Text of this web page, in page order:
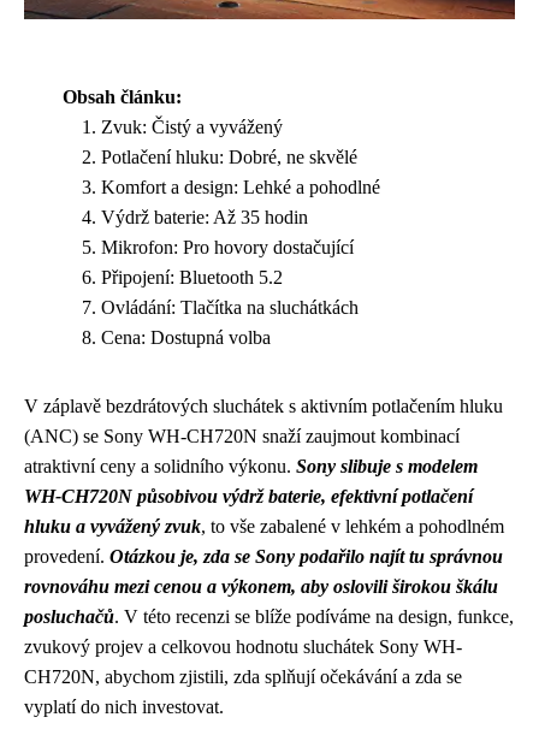
Obsah článku:
Zvuk: Čistý a vyvážený
Potlačení hluku: Dobré, ne skvělé
Komfort a design: Lehké a pohodlné
Výdrž baterie: Až 35 hodin
Mikrofon: Pro hovory dostačující
Připojení: Bluetooth 5.2
Ovládání: Tlačítka na sluchátkách
Cena: Dostupná volba
V záplavě bezdrátových sluchátek s aktivním potlačením hluku
(ANC) se Sony WH-CH720N snaží zaujmout kombinací
atraktivní ceny a solidního výkonu. Sony slibuje s modelem
WH-CH720N působivou výdrž baterie, efektivní potlačení
hluku a vyvážený zvuk, to vše zabalené v lehkém a pohodlném
provedení. Otázkou je, zda se Sony podařilo najít tu správnou
rovnováhu mezi cenou a výkonem, aby oslovili širokou škálu
posluchačů. V této recenzi se blíže podíváme na design, funkce,
zvukový projev a celkovou hodnotu sluchátek Sony WH-
CH720N, abychom zjistili, zda splňují očekávání a zda se
vyplatí do nich investovat.